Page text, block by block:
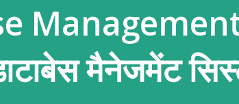
मैनेजमेंट